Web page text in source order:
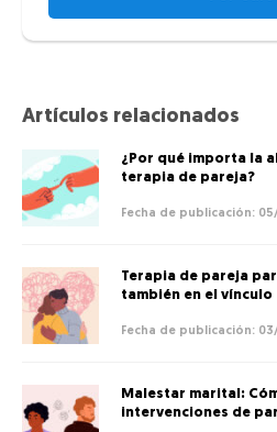
Artículos relacionados
¿Por qué importa la
terapia de pareja?
Terapia de pareja
también en el vínculo
Malestar marital:
intervenciones de